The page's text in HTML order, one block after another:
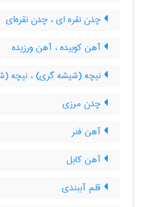
چدن نقره ای ، چدن نقره‌ای
آهن کوبیده ، آهن ورزیده
نیچه (شیشه گری) ، نیچه
چدن مرزی
آهن فنر
آهن کابل
قلم آببندی